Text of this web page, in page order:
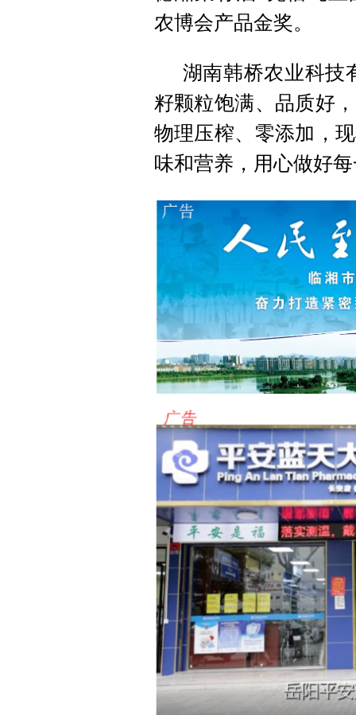
农博会产品金奖。
湖南韩桥农业科技
籽颗粒饱满、品质好
物理压榨、零添加，
味和营养，用心做好